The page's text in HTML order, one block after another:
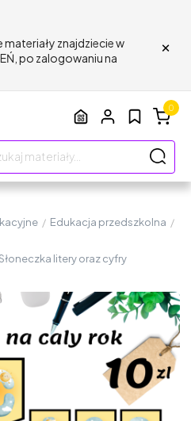
znajdziecie w
po zalogowaniu na
×
0
/ Edukacja przedszkolna /
litery oraz cyfry